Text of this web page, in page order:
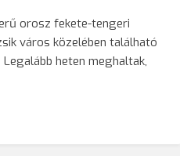
orosz fekete-tengeri
város közelében található
heten meghaltak,